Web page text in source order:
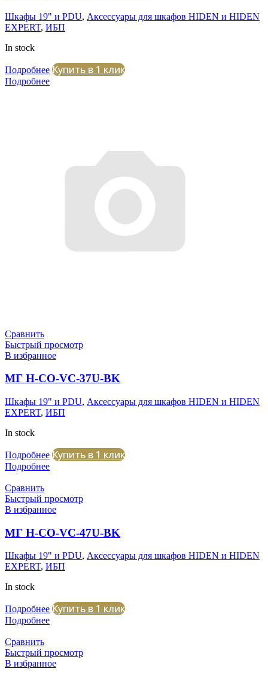
Шкафы 19" и PDU, Аксессуары для шкафов HIDEN и HIDEN
EXPERT, ИБП
In stock
Подробнее Купить в 1 клик
Подробнее
Сравнить
Быстрый просмотр
В избранное
МГ H-CO-VC-37U-BK
Шкафы 19" и PDU, Аксессуары для шкафов HIDEN и HIDEN
EXPERT, ИБП
In stock
Подробнее Купить в 1 клик
Подробнее
Сравнить
Быстрый просмотр
В избранное
МГ H-CO-VC-47U-BK
Шкафы 19" и PDU, Аксессуары для шкафов HIDEN и HIDEN
EXPERT, ИБП
In stock
Подробнее Купить в 1 клик
Подробнее
Сравнить
Быстрый просмотр
В избранное